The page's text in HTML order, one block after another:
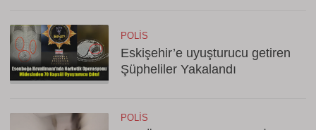
POLIS
Eskişehir’e uyuşturucu getiren
Şüpheliler Yakalandı
POLIS